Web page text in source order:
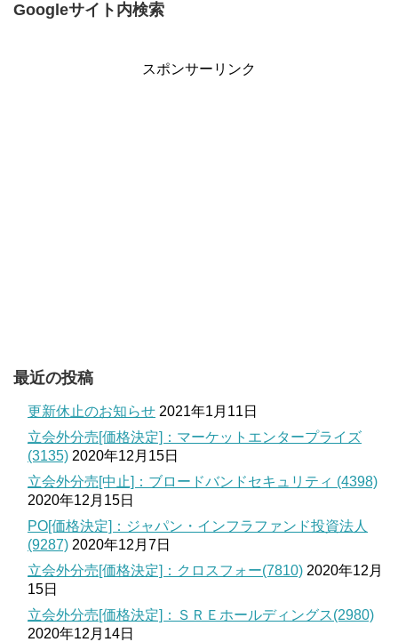
Googleサイト内検索
スポンサーリンク
最近の投稿
更新休止のお知らせ 2021年1月11日
立会外分売[価格決定]：マーケットエンタープライズ
(3135) 2020年12月15日
立会外分売[中止]：ブロードバンドセキュリティ (4398)
2020年12月15日
PO[価格決定]：ジャパン・インフラファンド投資法人
(9287) 2020年12月7日
立会外分売[価格決定]：クロスフォー(7810) 2020年12月
15日
立会外分売[価格決定]：ＳＲＥホールディングス(2980)
2020年12月14日